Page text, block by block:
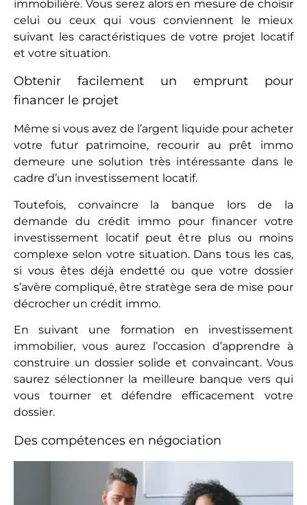
immobilière. Vous serez alors en mesure de choisir
celui ou ceux qui vous conviennent le mieux
suivant les caractéristiques de votre projet locatif
et votre situation.
Obtenir facilement un emprunt pour
financer le projet
Même si vous avez de l’argent liquide pour acheter
votre futur patrimoine, recourir au prêt immo
demeure une solution très intéressante dans le
cadre d’un investissement locatif.
Toutefois, convaincre la banque lors de la
demande du crédit immo pour financer votre
investissement locatif peut être plus ou moins
complexe selon votre situation. Dans tous les cas,
si vous êtes déjà endetté ou que votre dossier
s’avère compliqué, être stratège sera de mise pour
décrocher un crédit immo.
En suivant une formation en investissement
immobilier, vous aurez l’occasion d’apprendre à
construire un dossier solide et convaincant. Vous
saurez sélectionner la meilleure banque vers qui
vous tourner et défendre efficacement votre
dossier.
Des compétences en négociation